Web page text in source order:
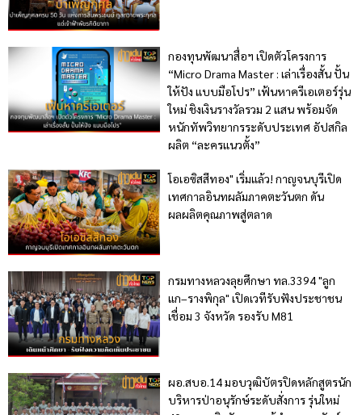
กองทุนพัฒนาสื่อฯ เปิดตัวโครงการ
“Micro Drama Master : เล่าเรื่องสั้น ปั้น
ให้ปัง แบบมือโปร” เฟ้นหาครีเอเตอร์รุ่น
ใหม่ ชิงเงินรางวัลรวม 2 แสน พร้อมจัด
หนักทัพวิทยากรระดับประเทศ อัปสกิล
ผลิต “ละครแนวตั้ง”
โอเอซิสสีทอง" เริ่มแล้ว! กาญจนบุรีเปิด
เทศกาลอินทผลัมภาคตะวันตก ดัน
ผลผลิตคุณภาพสู่ตลาด
กรมทางหลวงลุยศึกษา ทล.3394 "ลูก
แก–รางพิกุล" เปิดเวทีรับฟังประชาชน
เชื่อม 3 จังหวัด รองรับ M81
ผอ.สบอ.14 มอบวุฒิบัตรปิดหลักสูตรนัก
บริหารป่าอนุรักษ์ระดับสั่งการ รุ่นใหม่